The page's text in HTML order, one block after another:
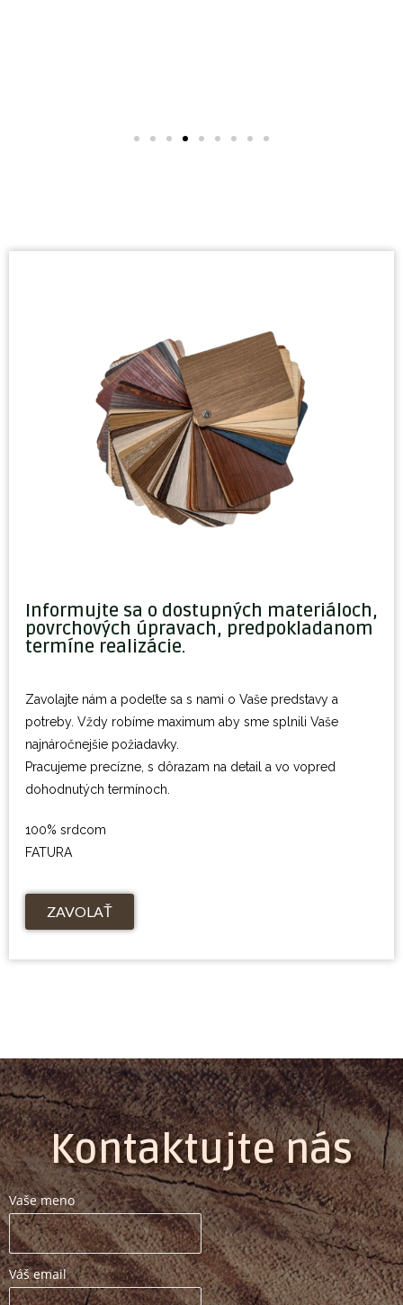
Informujte sa o dostupných materiáloch,
povrchových úpravach, predpokladanom
termíne realizácie.
Zavolajte nám a podeľte sa s nami o Vaše predstavy a
potreby. Vždy robíme maximum aby sme splnili Vaše
najnáročnejšie požiadavky.
Pracujeme precízne, s dôrazam na detail a vo vopred
dohodnutých termínoch.
100% srdcom
FATURA
ZAVOLAŤ
Kontaktujte nás
Vaše meno
Váš email